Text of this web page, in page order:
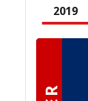
2019